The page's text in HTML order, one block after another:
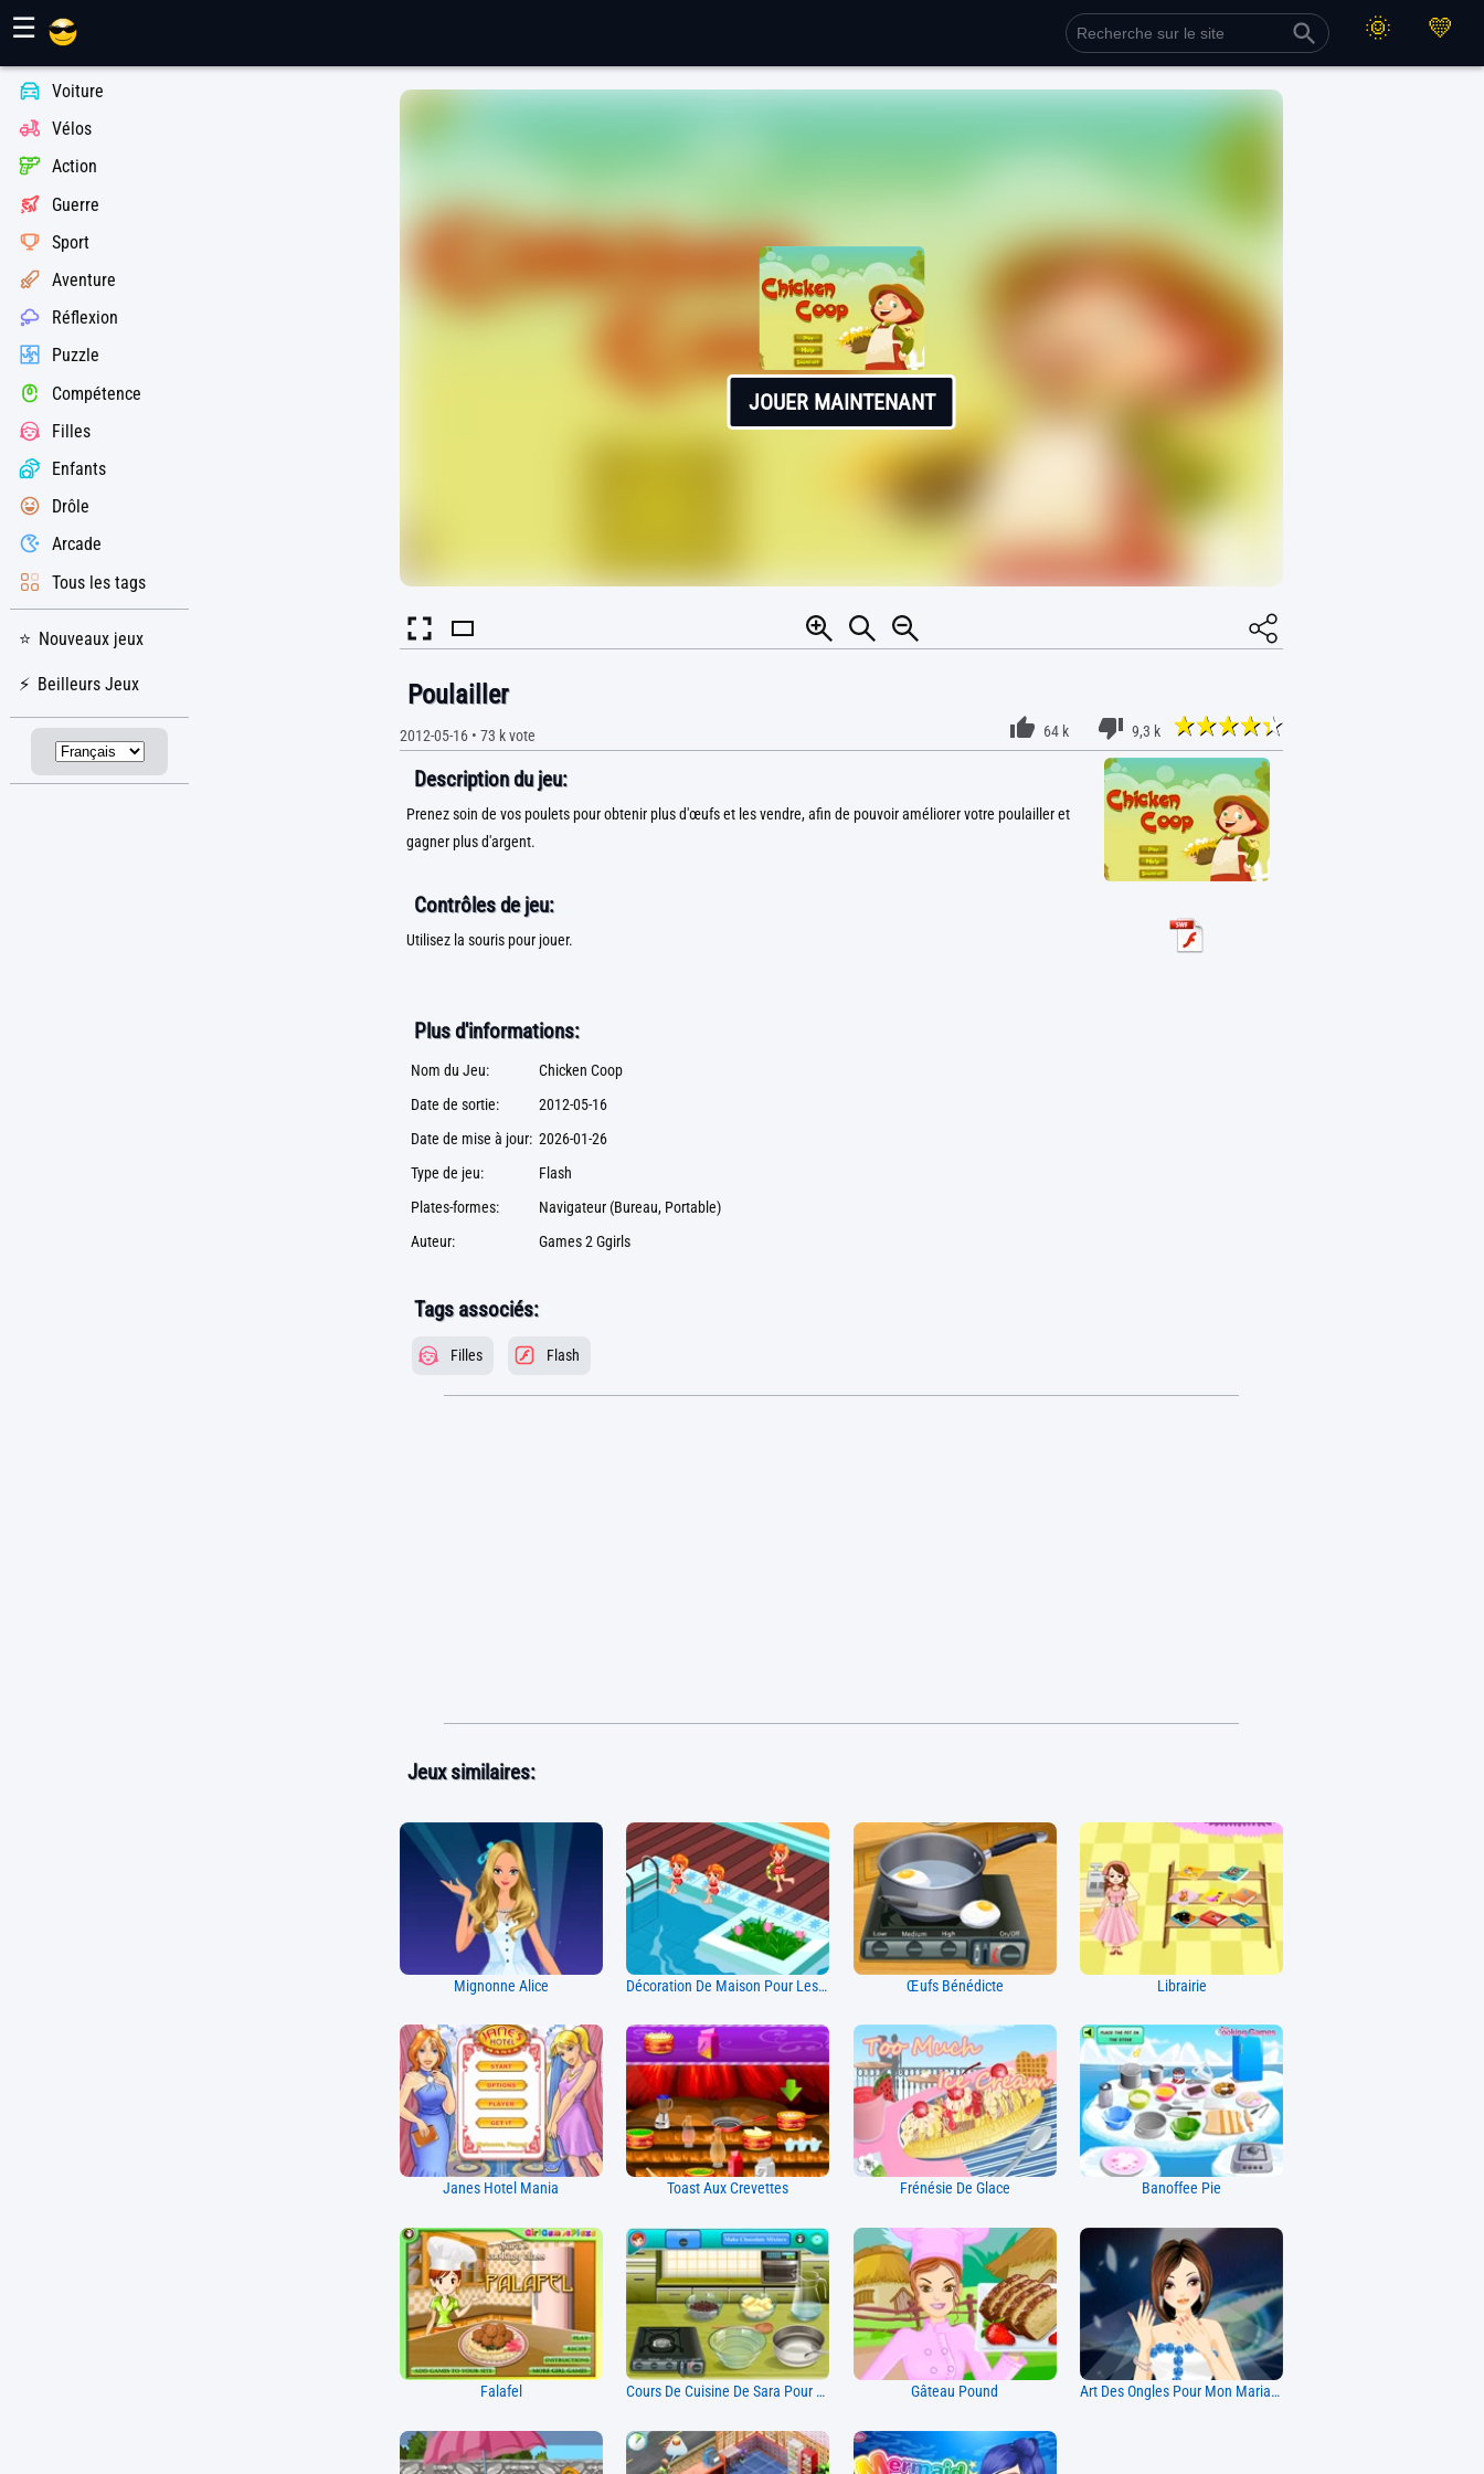
☰
Voiture
Vélos
Action
Guerre
Sport
Aventure
Réflexion
Puzzle
Compétence
Filles
Enfants
Drôle
Arcade
Tous les tags
Nouveaux jeux
Beilleurs Jeux
JOUER MAINTENANT
Poulailler
2012-05-16• 73 kvote 64 k 9,3 k
Description du jeu:
Prenez soin de vos poulets pour obtenir plus d'œufs et les vendre, afin de pouvoir améliorer votre poulailler et
gagner plus d'argent.
Contrôles de jeu:
Utilisez la souris pour jouer.
Plus d'informations:
Nom du Jeu:
Chicken Coop
Date de sortie:
2012-05-16
Date de mise à jour: 2026-01-26
Type de jeu:
Flash
Plates-formes:
Navigateur (Bureau, Portable)
Auteur:
Games 2 Ggirls
Tags associés:
Filles Flash
Jeux similaires:
Mignonne Alice Décoration De Maison Pour Les Vacances D'été De Tessa Œufs Bénédicte Librairie
Janes Hotel Mania Toast Aux Crevettes Frénésie De Glace Banoffee Pie
Falafel Cours De Cuisine De Sara Pour Brownies Gâteau Pound Art Des Ongles Pour Mon Mariage